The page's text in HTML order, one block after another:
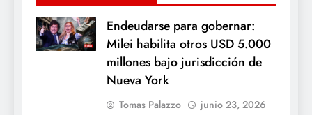
Endeudarse para gobernar:
Milei habilita otros USD 5.000
millones bajo jurisdicción de
Nueva York
Tomas Palazzo junio 23, 2026